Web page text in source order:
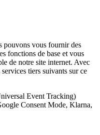
pouvons vous fournir des
fonctions de base et vous
de notre site internet. Avec
tiers suivants sur ce
Event Tracking)
Consent Mode, Klarna,